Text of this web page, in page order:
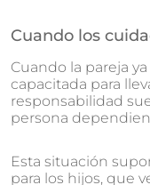
Cuando los
Cuando la pareja
capacitada para
responsabilidad
persona
Esta situación
para los hijos, que